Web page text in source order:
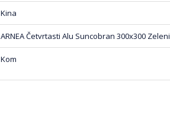
Kina
ARNEA Četvrtasti Alu Suncobran 300x300 Zeleni
Kom